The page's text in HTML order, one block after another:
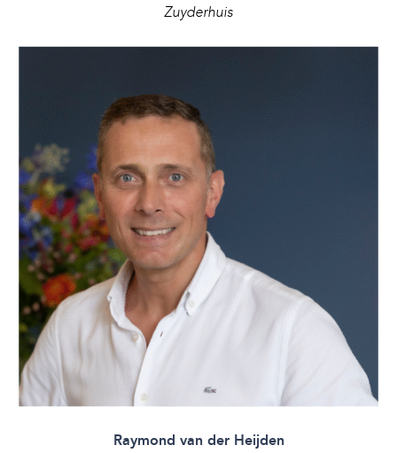
Zuyderhuis
Raymond van der Heijden